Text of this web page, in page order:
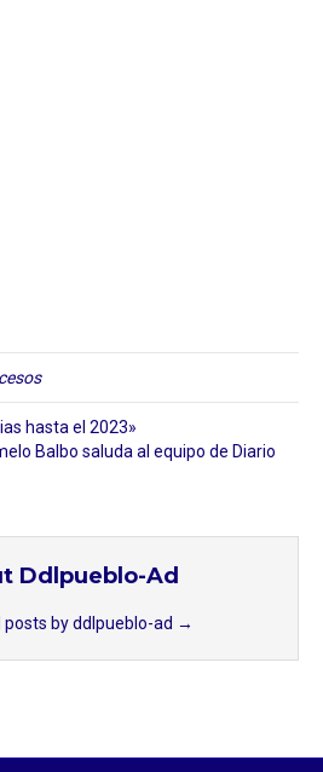
hasta el 2023»
Balbo saluda al equipo de Diario
Ddlpueblo-Ad
posts by ddlpueblo-ad →